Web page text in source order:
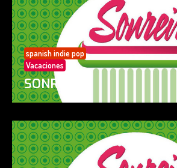
spanish indie pop
Vacaciones
SONREÍR